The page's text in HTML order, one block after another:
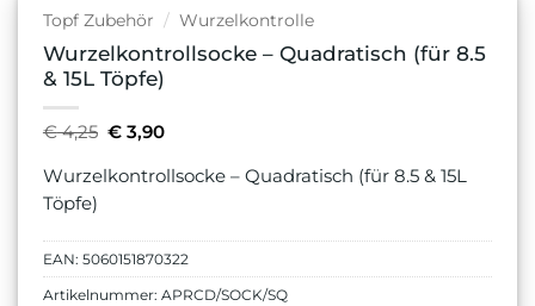
Topf Zubehör / Wurzelkontrolle
Wurzelkontrollsocke – Quadratisch (für 8.5
& 15L Töpfe)
€4,25 Ursprünglicher
Preis
war:
€ 4,25
€ 3,90Aktueller
ist:
€ 3,90.
Wurzelkontrollsocke – Quadratisch (für 8.5 & 15L
Töpfe)
EAN: 5060151870322
Artikelnummer: APRCD/SOCK/SQ